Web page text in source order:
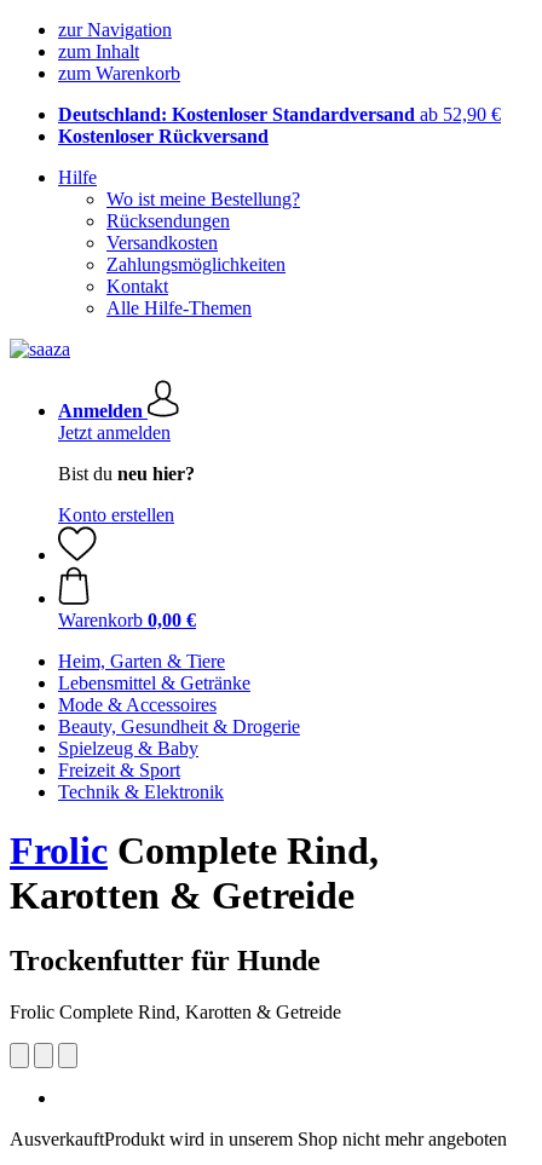
zur Navigation
zum Inhalt
zum Warenkorb
Deutschland: Kostenloser Standardversand ab 52,90 €
Kostenloser Rückversand
Hilfe
Wo ist meine Bestellung?
Rücksendungen
Versandkosten
Zahlungsmöglichkeiten
Kontakt
Alle Hilfe-Themen
Anmelden
Jetzt anmelden
Bist du neu hier?
Konto erstellen
Warenkorb 0,00 €
Heim, Garten & Tiere
Lebensmittel & Getränke
Mode & Accessoires
Beauty, Gesundheit & Drogerie
Spielzeug & Baby
Freizeit & Sport
Technik & Elektronik
Frolic Complete Rind,
Karotten & Getreide
Trockenfutter für Hunde
Frolic Complete Rind, Karotten & Getreide
AusverkauftProdukt wird in unserem Shop nicht mehr angeboten